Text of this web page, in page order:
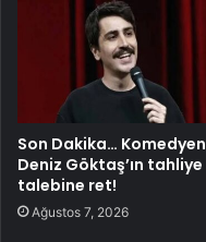
Son Dakika… Komedyen
Deniz Göktaş’ın tahliye
talebine ret!
Ağustos 7, 2026